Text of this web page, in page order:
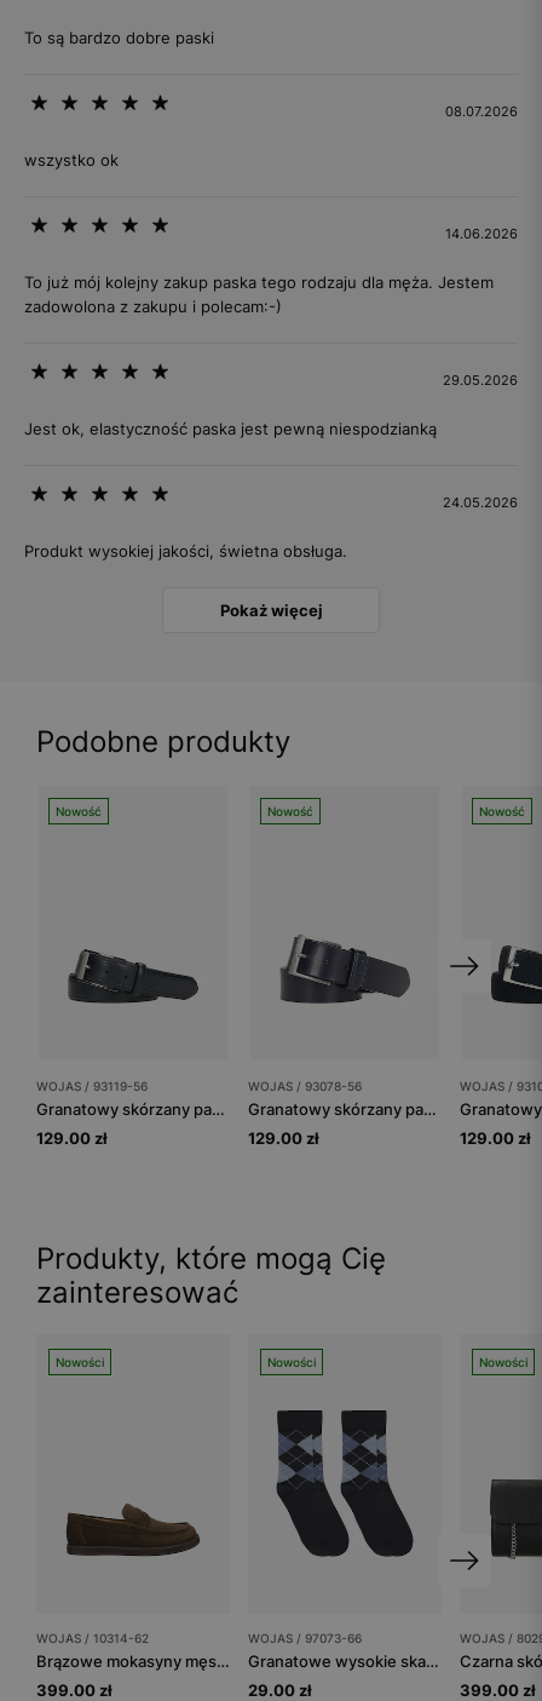
To są bardzo dobre paski
08.07.2026
wszystko ok
14.06.2026
To już mój kolejny zakup paska tego rodzaju dla męża. Jestem
zadowolona z zakupu i polecam:-)
29.05.2026
Jest ok, elastyczność paska jest pewną niespodzianką
24.05.2026
Produkt wysokiej jakości, świetna obsługa.
Pokaż więcej
Podobne produkty
Nowość
WOJAS / 93119-56
Granatowy skórzany pasek męski z otwartą klamrą
129.00 zł
Nowość
WOJAS / 93078-56
Granatowy skórzany pasek męski ze srebrną klamrą
129.00 zł
Nowość
WOJAS /
129.00 zł
Produkty, które mogą Cię
zainteresować
Nowości
WOJAS / 10314-62
Brązowe mokasyny męskie z dwoiny
399.00 zł
Nowości
WOJAS / 97073-66
Granatowe wysokie skarpety w niebieskie romby
29.00 zł
Nowości
WOJAS /
399.00 zł